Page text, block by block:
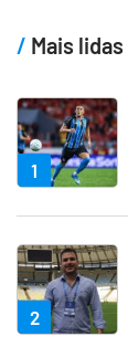
Mais lidas
1
2